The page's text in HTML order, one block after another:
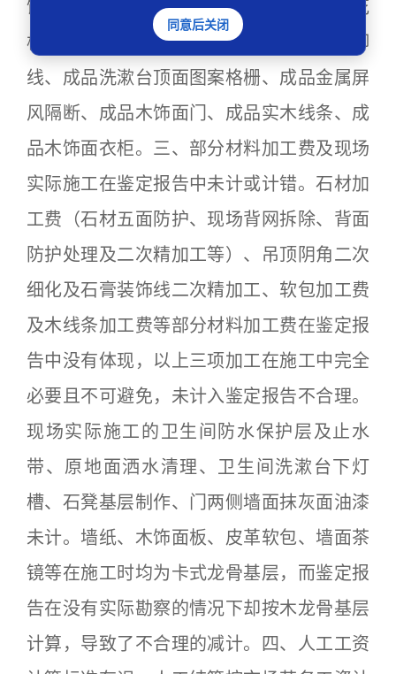
饰面、成品木饰面板（墙面、窗台处、天花
板）、低铁钢化玻璃成品淋浴间、成品踢脚
线、成品洗漱台顶面图案格栅、成品金属屏
风隔断、成品木饰面门、成品实木线条、成
品木饰面衣柜。三、部分材料加工费及现场
实际施工在鉴定报告中未计或计错。石材加
工费（石材五面防护、现场背网拆除、背面
防护处理及二次精加工等）、吊顶阴角二次
细化及石膏装饰线二次精加工、软包加工费
及木线条加工费等部分材料加工费在鉴定报
告中没有体现，以上三项加工在施工中完全
必要且不可避免，未计入鉴定报告不合理。
现场实际施工的卫生间防水保护层及止水
带、原地面洒水清理、卫生间洗漱台下灯
槽、石凳基层制作、门两侧墙面抹灰面油漆
未计。墙纸、木饰面板、皮革软包、墙面茶
镜等在施工时均为卡式龙骨基层，而鉴定报
告在没有实际勘察的情况下却按木龙骨基层
计算，导致了不合理的减计。四、人工工资
同意后关闭